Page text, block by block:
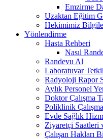
Emzirme
Uzaktan Eğitim
Hekimimiz
Yönlendirme
Hasta Rehberi
Nasıl
Randevu Al
Laboratuvar
Radyoloji Rapor
Aylık Personel
Doktor Çalışma
Poliklinik
Evde Sağlık
Ziyaretçi Saatleri
Çalışan Hakları